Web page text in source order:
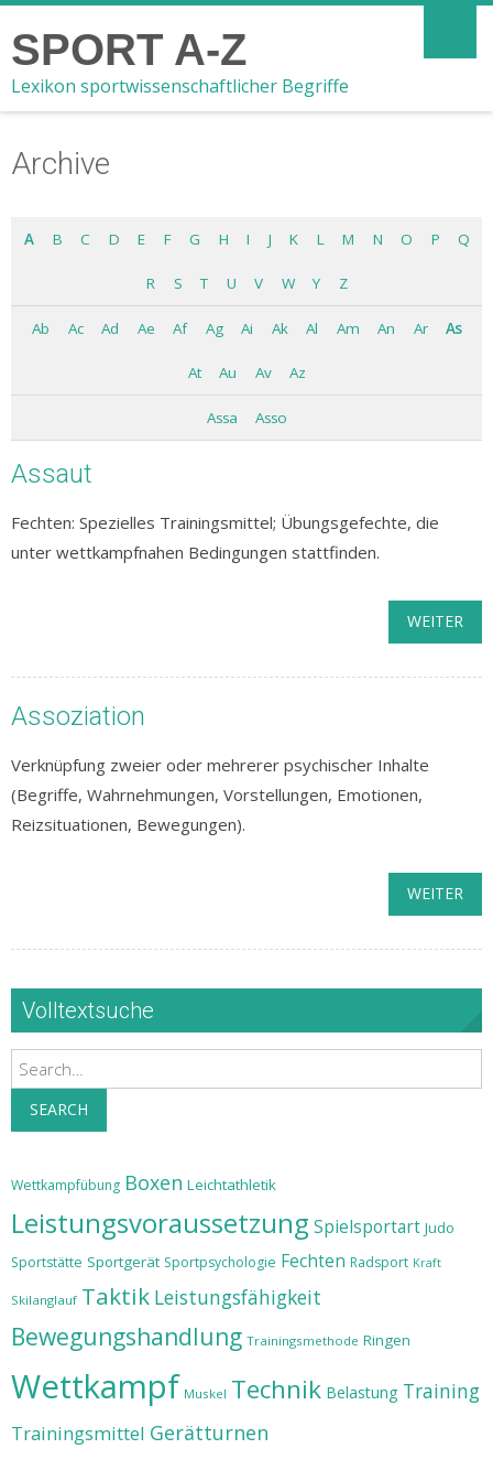
SPORT A-Z
Lexikon sportwissenschaftlicher Begriffe
Archive
A B C D E F G H I J K L M N O P Q
R S T U V W Y Z
Ab Ac Ad Ae Af Ag Ai Ak Al Am An Ar As
At Au Av Az
Assa Asso
Assaut
Fechten: Spezielles Trainingsmittel; Übungsgefechte, die
unter wettkampfnahen Bedingungen stattfinden.
WEITER
Assoziation
Verknüpfung zweier oder mehrerer psychischer Inhalte
(Begriffe, Wahrnehmungen, Vorstellungen, Emotionen,
Reizsituationen, Bewegungen).
WEITER
Volltextsuche
Search
SEARCH
Wettkampfübung Boxen Leichtathletik
Leistungsvoraussetzung Spielsportart Judo
Sportstätte Sportgerät Sportpsychologie Fechten Radsport Kraft
Skilanglauf Taktik Leistungsfähigkeit
Bewegungshandlung Trainingsmethode Ringen
Wettkampf Muskel Technik Belastung Training
Trainingsmittel Gerätturnen